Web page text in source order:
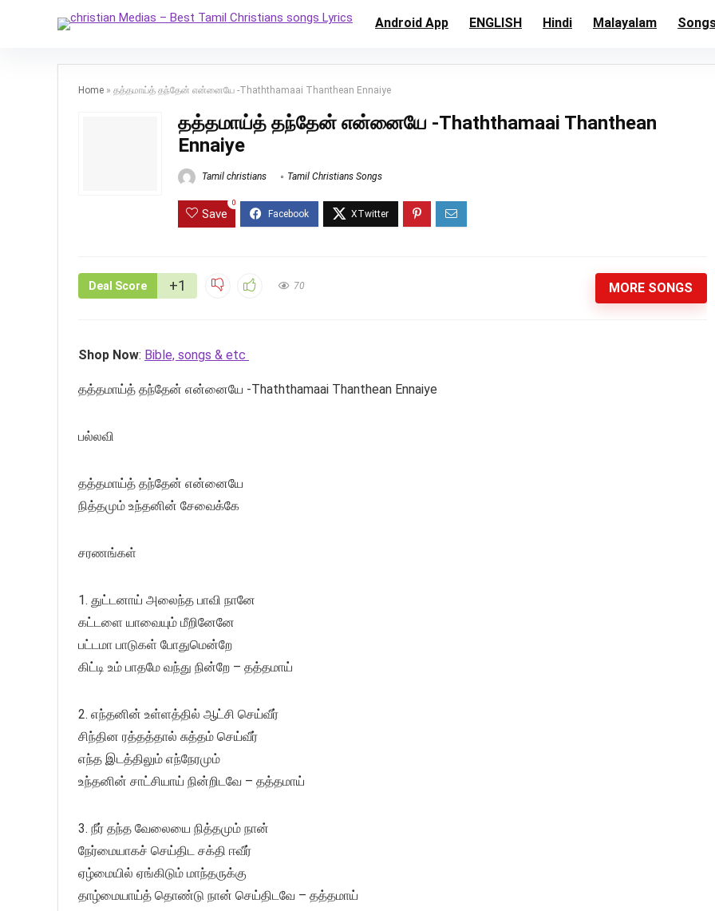
Android App ENGLISH Hindi Malayalam
Home » தத்தமாய்த் தந்தேன் என்னையே -Thaththamaai Thanthean Ennaiye
தத்தமாய்த் தந்தேன் என்னையே -Thaththamaai Thanthean
Ennaiye
Tamil christians Tamil Christians Songs
Save
0
Deal Score +1 70 MORE SONGS
Shop Now: Bible, songs & etc
தத்தமாய்த் தந்தேன் என்னையே -Thaththamaai Thanthean Ennaiye
பல்லவி
தத்தமாய்த் தந்தேன் என்னையே
நித்தமும் உந்தனின் சேவைக்கே
சரணங்கள்
1. துட்டனாய் அலைந்த பாவி நானே
கட்டளை யாவையும் மீறினேனே
பட்டமா பாடுகள் போதுமென்றே
கிட்டி உம் பாதமே வந்து நின்றே – தத்தமாய்
2. எந்தனின் உள்ளத்தில் ஆட்சி செய்வீர்
சிந்தின ரத்தத்தால் சுத்தம் செய்வீர்
எந்த இடத்திலும் எந்நேரமும்
உந்தனின் சாட்சியாய் நின்றிடவே – தத்தமாய்
3. நீர் தந்த வேலையை நித்தமும் நான்
நேர்மையாகச் செய்திட சக்தி ஈவீர்
ஏழ்மையில் ஏங்கிடும் மாந்தருக்கு
தாழ்மையாய்த் தொண்டு நான் செய்திடவே – தத்தமாய்